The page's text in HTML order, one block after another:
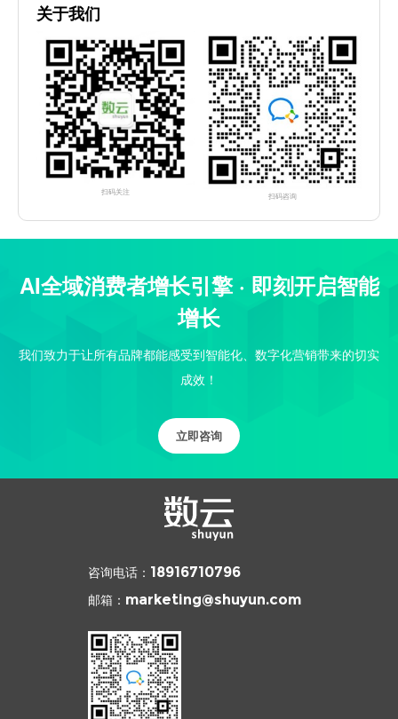
关于我们
扫码关注 扫码咨询
AI全域消费者增长引擎 · 即刻开启智能
增长
我们致力于让所有品牌都能感受到智能化、数字化营销带来的切实
成效！
立即咨询
咨询电话： 18916710796
邮箱： marketing@shuyun.com